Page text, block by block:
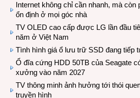
Internet không chỉ cần nhanh, mà còn
ổn định ở mọi góc nhà
TV OLED cao cấp được LG lần đầu
năm ở Việt Nam
Tình hình giá ổ lưu trữ SSD đang tiếp
Ổ đĩa cứng HDD 50TB của Seagate
xưởng vào năm 2027
TV thông minh ảnh hưởng tới thói
truyền hình